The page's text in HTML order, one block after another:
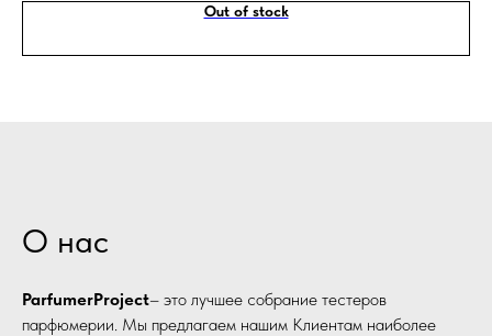
Out of stock
О нас
ParfumerProject– это лучшее собрание тестеров
парфюмерии. Мы предлагаем нашим Клиентам наиболее